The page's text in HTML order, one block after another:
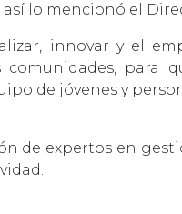
lo mencionó el
innovar y el
para
de jóvenes y
de expertos en